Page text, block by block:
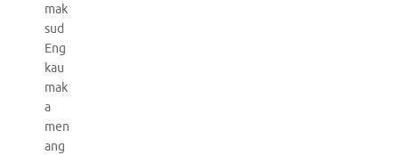
mak
sud
Eng
kau
mak
a
men
ang